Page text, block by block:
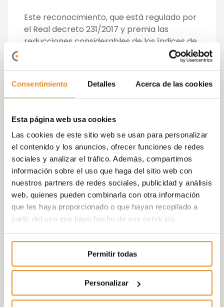
Consentimiento Detalles Acerca de las cookies
Esta página web usa cookies
Las cookies de este sitio web se usan para personalizar
el contenido y los anuncios, ofrecer funciones de redes
sociales y analizar el tráfico. Además, compartimos
información sobre el uso que haga del sitio web con
nuestros partners de redes sociales, publicidad y análisis
web, quienes pueden combinarla con otra información
que les haya proporcionado o que hayan recopilado a
partir del uso que haya hecho de sus servicios.
Permitir todas
Personalizar
Este reconocimiento, que está regulado por
el Real decreto 231/2017 y premia las
reducciones considerables de los índices de
siniestralidad laboral, también supone un
dependiendo de las inversiones en
prevención realizadas y recogidas en el Real
Decreto.
“En Vía Célere anteponemos la seguridad de
nuestros trabajadores a todo lo demás. Su
bienestar es siempre nuestra prioridad y
para ello hemos implantado los máximos
controles posibles y apostamos por los
nuevos métodos de construcción que
garanticen un entorno más cómodo y
seguro, como la industrialización. Este
reconocimiento reafirma todavía más
nuestra filosofía y nos impulsa para seguir
trabajando en lograr el mejor entorno
laboral posible para todos nuestros
empleados”, aseguraMontse Sánchez
Directora de RRHH de Vía Célere.